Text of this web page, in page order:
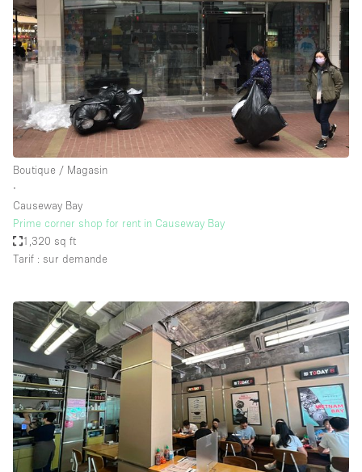
Boutique / Magasin
∙
Causeway Bay
Prime corner shop for rent in Causeway Bay
1,320 sq ft
Tarif : sur demande